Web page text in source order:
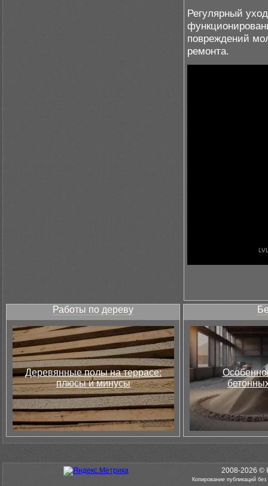
Регулярный
повреждений
ремонта.
Работы по дереву
Деревянные полы на террасе:
плюсы и минусы
2008-2026 ©
Копирование публикаций